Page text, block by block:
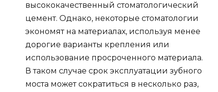
высококачественный стоматологический
цемент. Однако, некоторые стоматологии
экономят на материалах, используя менее
дорогие варианты крепления или
использование просроченного материала.
В таком случае срок эксплуатации зубного
моста может сократиться в несколько раз,